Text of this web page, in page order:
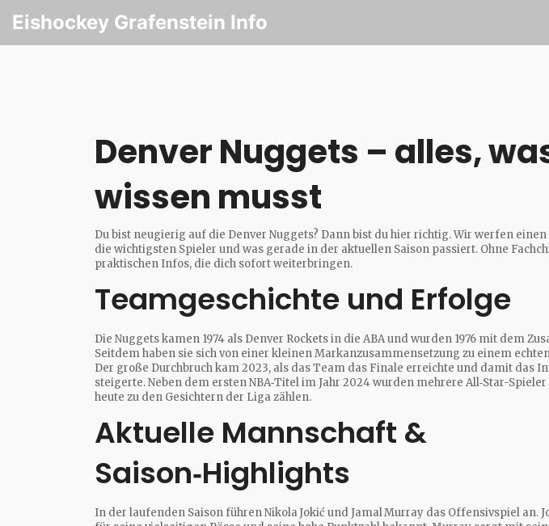
Eishockey Grafenstein Info
Denver Nuggets – alles,
wissen musst
Du bist neugierig auf die Denver Nuggets? Dann bist du hier richtig. Wir werfen
die wichtigsten Spieler und was gerade in der aktuellen Saison passiert. Ohne
praktischen Infos, die dich sofort weiterbringen.
Teamgeschichte und Erfolge
Die Nuggets kamen 1974 als Denver Rockets in die ABA und wurden 1976 mit dem
Seitdem haben sie sich von einer kleinen Markanzusammensetzung zu einem
Der große Durchbruch kam 2023, als das Team das Finale erreichte und damit das
steigerte. Neben dem ersten NBA‑Titel im Jahr 2024 wurden mehrere All‑Star-
heute zu den Gesichtern der Liga zählen.
Aktuelle Mannschaft &
Saison‑Highlights
In der laufenden Saison führen Nikola Jokić und Jamal Murray das Offensivspiel an.